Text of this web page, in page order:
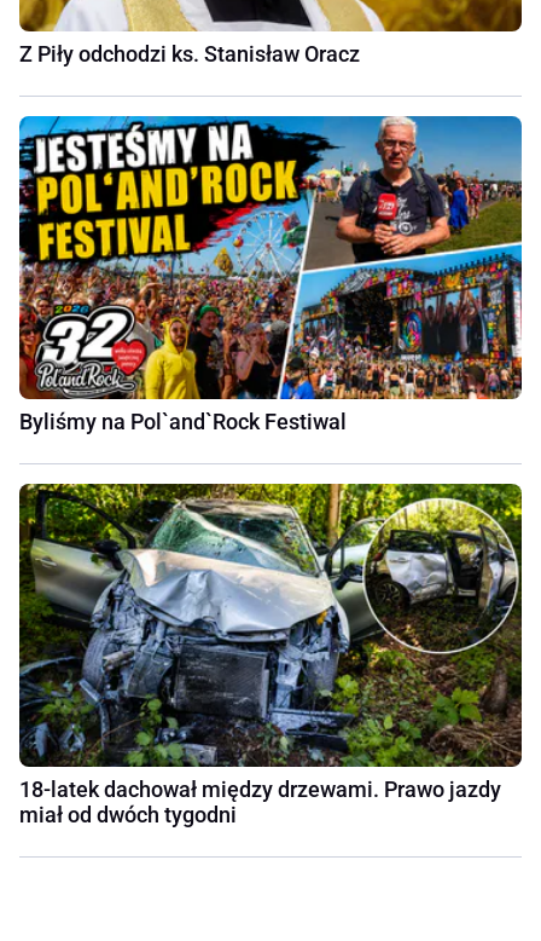
Z Piły odchodzi ks. Stanisław Oracz
Byliśmy na Pol`and`Rock Festiwal
18-latek dachował między drzewami. Prawo jazdy
miał od dwóch tygodni